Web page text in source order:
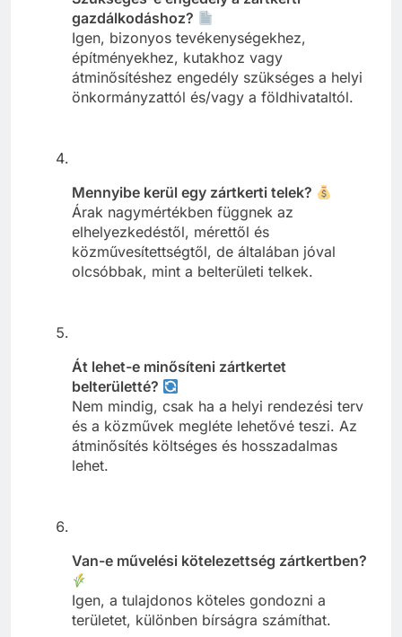
gazdálkodáshoz?
Igen, bizonyos tevékenységekhez,
építményekhez, kutakhoz vagy
átminősítéshez engedély szükséges a helyi
önkormányzattól és/vagy a földhivataltól.
Mennyibe kerül egy zártkerti telek?
Árak nagymértékben függnek az
elhelyezkedéstől, mérettől és
közművesítettségtől, de általában jóval
olcsóbbak, mint a belterületi telkek.
Át lehet-e minősíteni zártkertet
belterületté?
Nem mindig, csak ha a helyi rendezési terv
és a közművek megléte lehetővé teszi. Az
átminősítés költséges és hosszadalmas
lehet.
Van-e művelési kötelezettség zártkertben?
Igen, a tulajdonos köteles gondozni a
területet, különben bírságra számíthat.